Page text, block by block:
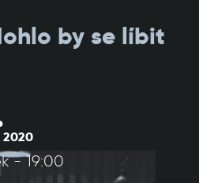
by se líbit
2020
- 19:00